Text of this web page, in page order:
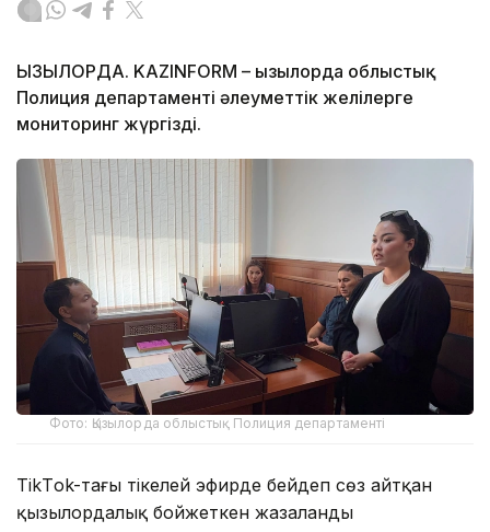
ҚЫЗЫЛОРДА. KAZINFORM – Қызылорда облыстық
Полиция департаменті әлеуметтік желілерге
мониторинг жүргізді.
Фото: Қызылорда облыстық Полиция департаменті
TikТok-тағы тікелей эфирде бейәдеп сөз айтқан
қызылордалық бойжеткен жазаланды